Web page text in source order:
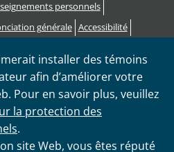
personnels
générale Accessibilité
enregistrée par CNA Corporation
Patent and Trademark Office.
installer des témoins
afin d’améliorer votre
Pour en savoir plus, veuillez
la protection des
.
site Web, vous êtes réputé